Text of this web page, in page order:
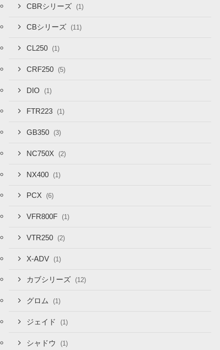
CBRシリーズ (1)
CBシリーズ (11)
CL250 (1)
CRF250 (5)
DIO (1)
FTR223 (1)
GB350 (3)
NC750X (2)
NX400 (1)
PCX (6)
VFR800F (1)
VTR250 (2)
X-ADV (1)
カブシリーズ (12)
グロム (1)
ジェイド (1)
シャドウ (1)